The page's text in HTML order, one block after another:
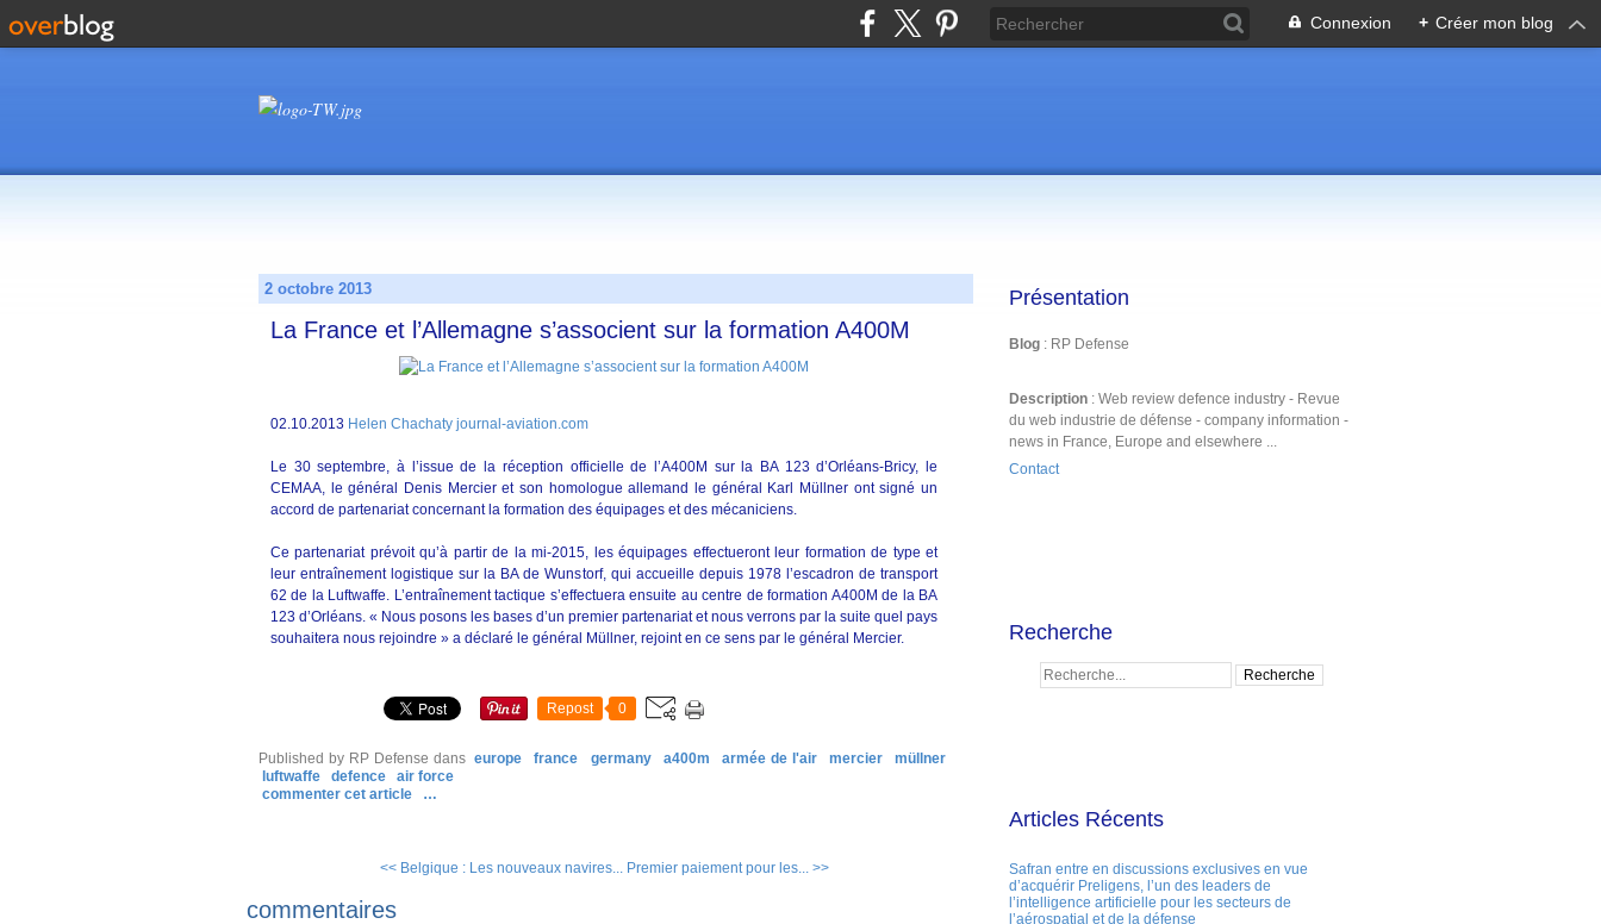
Connexion + Créer mon blog
2 octobre 2013
La France et l’Allemagne s’associent sur la formation A400M
02.10.2013 Helen Chachaty journal-aviation.com
Le 30 septembre, à l’issue de la réception officielle de l’A400M sur la BA 123 d’Orléans-Bricy, le
CEMAA, le général Denis Mercier et son homologue allemand le général Karl Müllner ont signé un
accord de partenariat concernant la formation des équipages et des mécaniciens.
Ce partenariat prévoit qu’à partir de la mi-2015, les équipages effectueront leur formation de type et
leur entraînement logistique sur la BA de Wunstorf, qui accueille depuis 1978 l’escadron de transport
62 de la Luftwaffe. L’entraînement tactique s’effectuera ensuite au centre de formation A400M de la BA
123 d’Orléans. « Nous posons les bases d’un premier partenariat et nous verrons par la suite quel pays
souhaitera nous rejoindre » a déclaré le général Müllner, rejoint en ce sens par le général Mercier.
Repost 0
Published by RP Defense dans europe france germany a400m armée de l'air mercier
müllner
luftwaffe
defence
air force
commenter cet article
…
<< Belgique : Les nouveaux navires... Premier paiement pour les... >>
commentaires
Présentation
Blog : RP Defense
Description : Web review defence industry - Revue
du web industrie de défense - company information -
news in France, Europe and elsewhere ...
Contact
Recherche
Articles Récents
Safran entre en discussions exclusives en vue
d’acquérir Preligens, l’un des leaders de
l’intelligence artificielle pour les secteurs de
l’aérospatial et de la défense